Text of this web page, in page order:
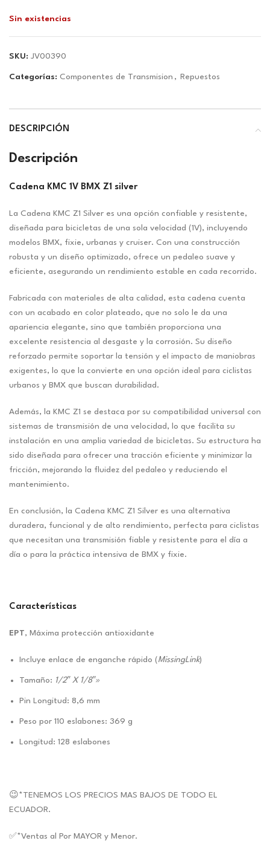
Sin existencias
SKU: JV00390
Categorías: Componentes de Transmision , Repuestos
DESCRIPCIÓN
Descripción
Cadena KMC 1V BMX Z1 silver
La Cadena KMC Z1 Silver es una opción confiable y resistente,
diseñada para bicicletas de una sola velocidad (1V), incluyendo
modelos BMX, fixie, urbanas y cruiser. Con una construcción
robusta y un diseño optimizado, ofrece un pedaleo suave y
eficiente, asegurando un rendimiento estable en cada recorrido.
Fabricada con materiales de alta calidad, esta cadena cuenta
con un acabado en color plateado, que no solo le da una
apariencia elegante, sino que también proporciona una
excelente resistencia al desgaste y la corrosión. Su diseño
reforzado permite soportar la tensión y el impacto de maniobras
exigentes, lo que la convierte en una opción ideal para ciclistas
urbanos y BMX que buscan durabilidad.
Además, la KMC Z1 se destaca por su compatibilidad universal con
sistemas de transmisión de una velocidad, lo que facilita su
instalación en una amplia variedad de bicicletas. Su estructura ha
sido diseñada para ofrecer una tracción eficiente y minimizar la
fricción, mejorando la fluidez del pedaleo y reduciendo el
mantenimiento.
En conclusión, la Cadena KMC Z1 Silver es una alternativa
duradera, funcional y de alto rendimiento, perfecta para ciclistas
que necesitan una transmisión fiable y resistente para el día a
día o para la práctica intensiva de BMX y fixie.
Características
EPT, Máxima protección antioxidante
Incluye enlace de enganche rápido (MissingLink)
Tamaño: 1/2″ X 1/8″»
Pin Longitud: 8,6 mm
Peso por 110 eslabones: 369 g
Longitud: 128 eslabones
😉*TENEMOS LOS PRECIOS MAS BAJOS DE TODO EL
ECUADOR.
✅*Ventas al Por MAYOR y Menor.